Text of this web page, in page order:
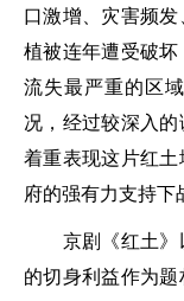
口激增、灾害频
植被连年遭受破
流失最严重的区
况，经过较深入的
着重表现这片红
府的强有力支持下
京剧《红土》
的切身利益作为